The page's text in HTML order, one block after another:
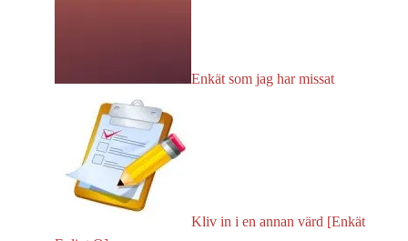
Enkät som jag har missat
Kliv in i en annan värd [Enkät